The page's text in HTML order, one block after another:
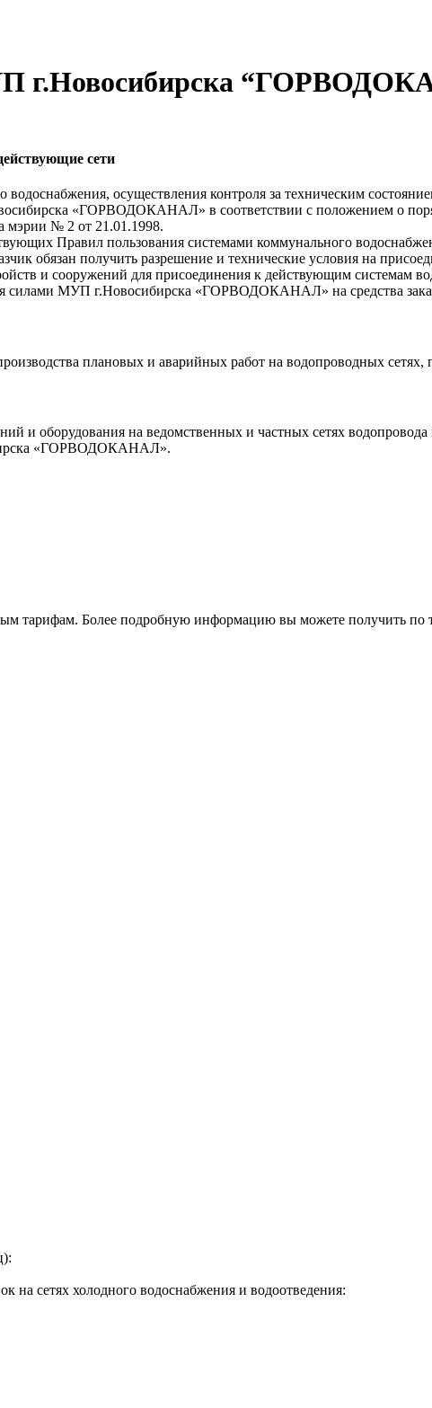
г.Новосибирска
сети
осуществления контроля за техническим
«ГОРВОДОКАНАЛ» в соответствии с положением о
мэрии № 2 от 21.01.1998.
Правил пользования системами коммунального
обязан получить разрешение и технические условия на
и сооружений для присоединения к действующим системам
МУП г.Новосибирска «ГОРВОДОКАНАЛ» на средства
плановых и аварийных работ на водопроводных
и оборудования на ведомственных и частных сетях
«ГОРВОДОКАНАЛ».
тарифам. Более подробную информацию вы можете получить по
на сетях холодного водоснабжения и водоотведения: